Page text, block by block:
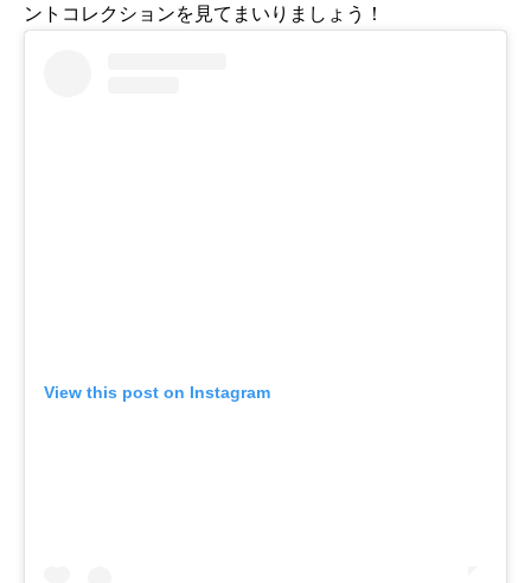
ントコレクションを見てまいりましょう！
View this post on Instagram